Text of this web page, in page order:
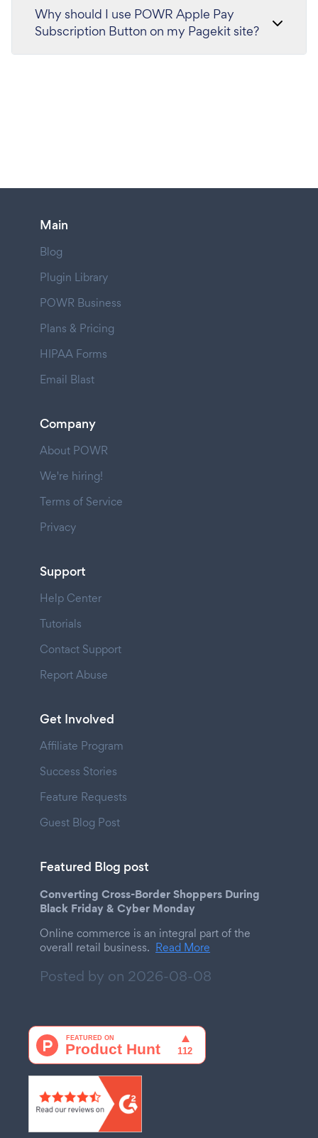
Why should I use POWR Apple Pay
Subscription Button on my Pagekit site?
Main
Blog
Plugin Library
POWR Business
Plans & Pricing
HIPAA Forms
Email Blast
Company
About POWR
We're hiring!
Terms of Service
Privacy
Support
Help Center
Tutorials
Contact Support
Report Abuse
Get Involved
Affiliate Program
Success Stories
Feature Requests
Guest Blog Post
Featured Blog post
Converting Cross-Border Shoppers During
Black Friday & Cyber Monday
Online commerce is an integral part of the
overall retail business. Read More
Posted by on 2026-08-08